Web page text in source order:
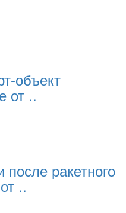
от ..
ракетного
..